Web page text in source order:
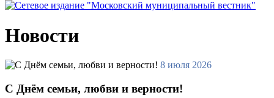
Новости
8 июля 2026
С Днём семьи, любви и верности!